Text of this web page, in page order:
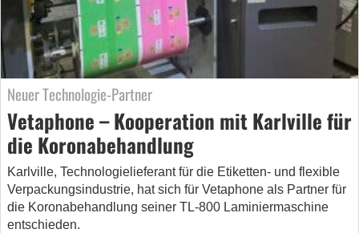
Neuer Technologie-Partner
Vetaphone – Kooperation mit Karlville für
die Koronabehandlung
Karlville, Technologielieferant für die Etiketten- und flexible
Verpackungsindustrie, hat sich für Vetaphone als Partner für
die Koronabehandlung seiner TL-800 Laminiermaschine
entschieden.